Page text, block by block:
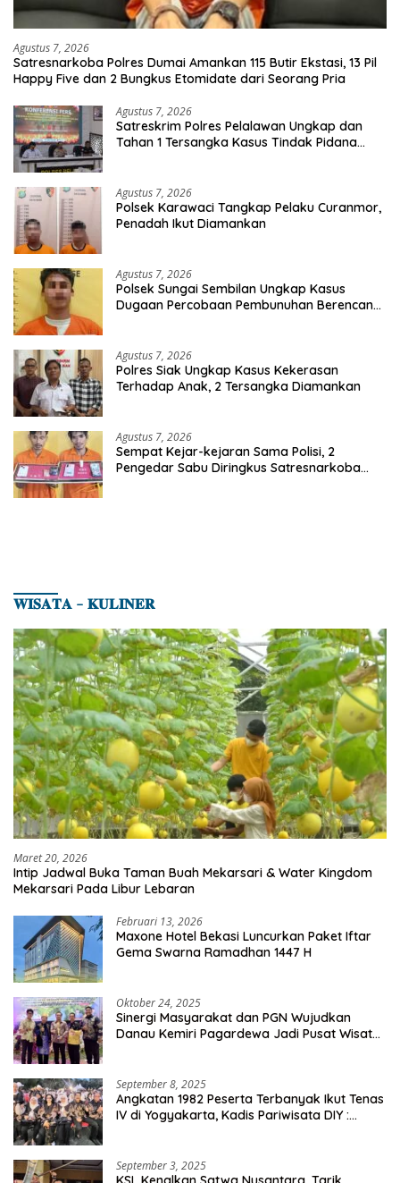
Agustus 7, 2026
Satresnarkoba Polres Dumai Amankan 115 Butir Ekstasi, 13 Pil
Happy Five dan 2 Bungkus Etomidate dari Seorang Pria
Agustus 7, 2026
Satreskrim Polres Pelalawan Ungkap dan
Tahan 1 Tersangka Kasus Tindak Pidana
Agustus 7, 2026
Polsek Karawaci Tangkap Pelaku Curanmor,
Penadah Ikut Diamankan
Agustus 7, 2026
Polsek Sungai Sembilan Ungkap Kasus
Dugaan Percobaan Pembunuhan Berencana,
Agustus 7, 2026
Polres Siak Ungkap Kasus Kekerasan
Terhadap Anak, 2 Tersangka Diamankan
Agustus 7, 2026
Sempat Kejar-kejaran Sama Polisi, 2
Pengedar Sabu Diringkus Satresnarkoba
𝐖𝐈𝐒𝐀𝐓𝐀 – 𝐊𝐔𝐋𝐈𝐍𝐄𝐑
Maret 20, 2026
Intip Jadwal Buka Taman Buah Mekarsari & Water Kingdom
Mekarsari Pada Libur Lebaran
Februari 13, 2026
Maxone Hotel Bekasi Luncurkan Paket Iftar
Gema Swarna Ramadhan 1447 H
Oktober 24, 2025
Sinergi Masyarakat dan PGN Wujudkan
Danau Kemiri Pagardewa Jadi Pusat Wisata
September 8, 2025
Angkatan 1982 Peserta Terbanyak Ikut Tenas
IV di Yogyakarta, Kadis Pariwisata DIY :
September 3, 2025